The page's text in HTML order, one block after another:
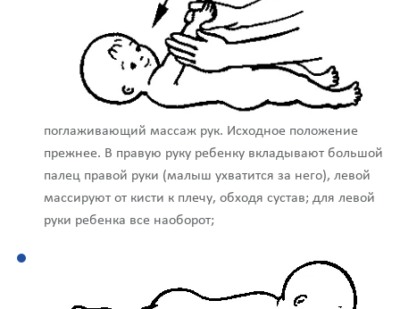
поглаживающий массаж рук. Исходное положение
прежнее. В правую руку ребенку вкладывают большой
палец правой руки (малыш ухватится за него), левой
массируют от кисти к плечу, обходя сустав; для левой
руки ребенка все наоборот;